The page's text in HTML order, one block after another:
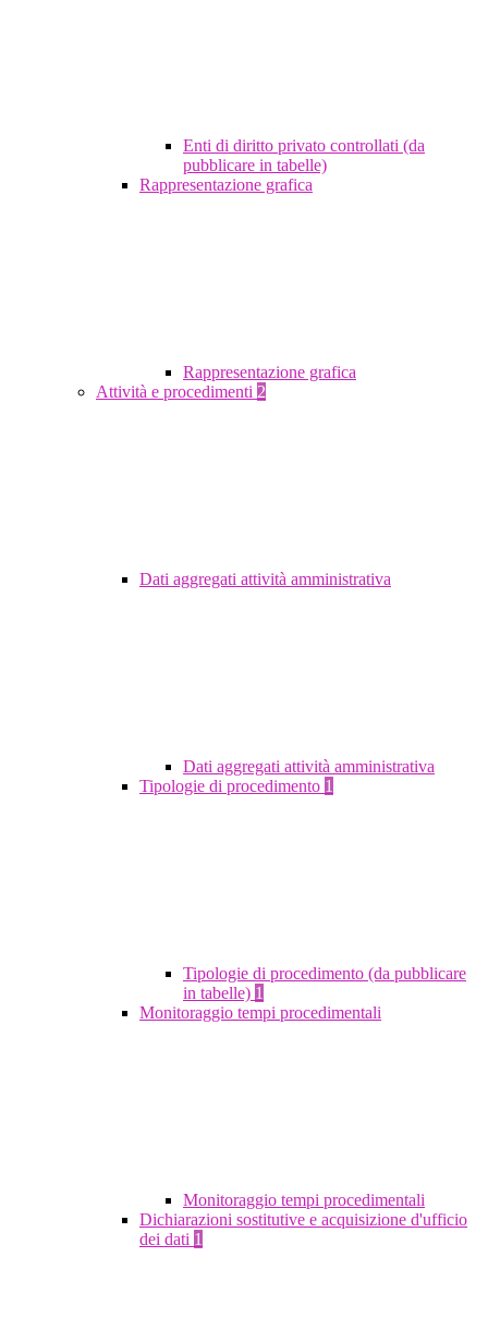
Enti di diritto privato controllati (da
pubblicare in tabelle)
Rappresentazione grafica
Rappresentazione grafica
Attività e procedimenti 2
Dati aggregati attività amministrativa
Dati aggregati attività amministrativa
Tipologie di procedimento 1
Tipologie di procedimento (da pubblicare
in tabelle) 1
Monitoraggio tempi procedimentali
Monitoraggio tempi procedimentali
Dichiarazioni sostitutive e acquisizione d'ufficio
dei dati 1